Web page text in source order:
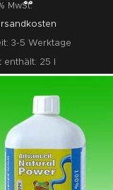
MwSt.
3-5 Werktage
enthält: 25